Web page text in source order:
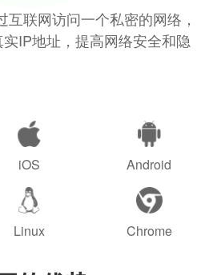
联网访问一个私密的网络，
IP地址，提高网络安全和隐
iOS Android
Linux Chrome